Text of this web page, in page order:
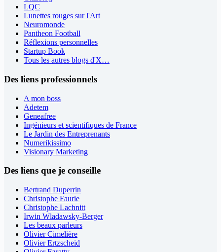
LQC
Lunettes rouges sur l'Art
Neuromonde
Pantheon Football
Réflexions personnelles
Startup Book
Tous les autres blogs d'X…
Des liens professionnels
A mon boss
Adetem
Geneafree
Ingénieurs et scientifiques de France
Le Jardin des Entreprenants
Numerikissimo
Visionary Marketing
Des liens que je conseille
Bertrand Duperrin
Christophe Faurie
Christophe Lachnitt
Irwin Wladawsky-Berger
Les beaux parleurs
Olivier Cimelière
Olivier Ertzscheid